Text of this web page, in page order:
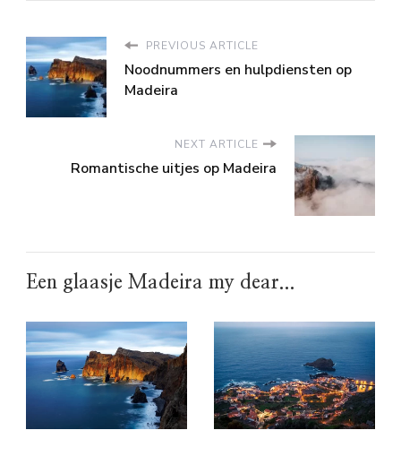
PREVIOUS ARTICLE
Noodnummers en hulpdiensten op
Madeira
NEXT ARTICLE
Romantische uitjes op Madeira
Een glaasje Madeira my dear...